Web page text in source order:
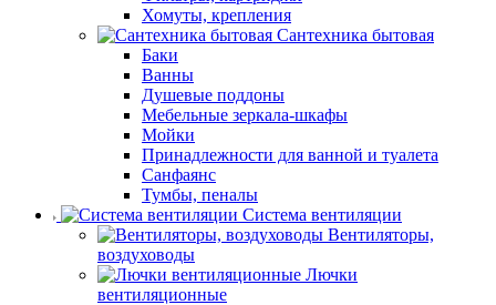
Хомуты, крепления
Сантехника бытовая
Баки
Ванны
Душевые поддоны
Мебельные зеркала-шкафы
Мойки
Принадлежности для ванной и туалета
Санфаянс
Тумбы, пеналы
Система вентиляции
Вентиляторы,
воздуховоды
Лючки
вентиляционные